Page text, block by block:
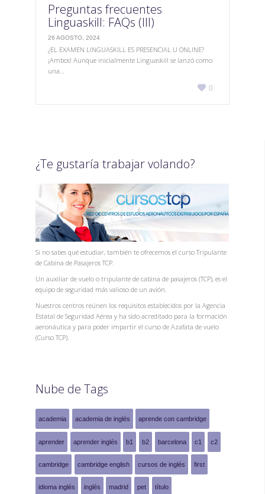
Preguntas frecuentes
Linguaskill: FAQs (III)
26 AGOSTO, 2024
¿EL EXAMEN LINGUASKILL ES PRESENCIAL U ONLINE?
¡Ambos! Aunque inicialmente Linguaskill se lanzó como
una…
Love
0
¿Te gustaría trabajar volando?
Si no sabes qué estudiar, también te ofrecemos el curso Tripulante
de Cabina de Pasajeros TCP.
Un auxiliar de vuelo o tripulante de cabina de pasajeros (TCP), es el
equipo de seguridad más valioso de un avión.
Nuestros centros reúnen los requisitos establecidos por la Agencia
Estatal de Seguridad Aérea y ha sido acreditado para la formación
aeronáutica y para poder impartir el curso de Azafata de vuelo
(Curso TCP).
Nube de Tags
academia academia de inglés aprende con cambridge
aprender aprender inglés b1 b2 barcelona c1 c2
cambridge cambridge english cursos de inglés first
idioma inglés inglés madrid pet título